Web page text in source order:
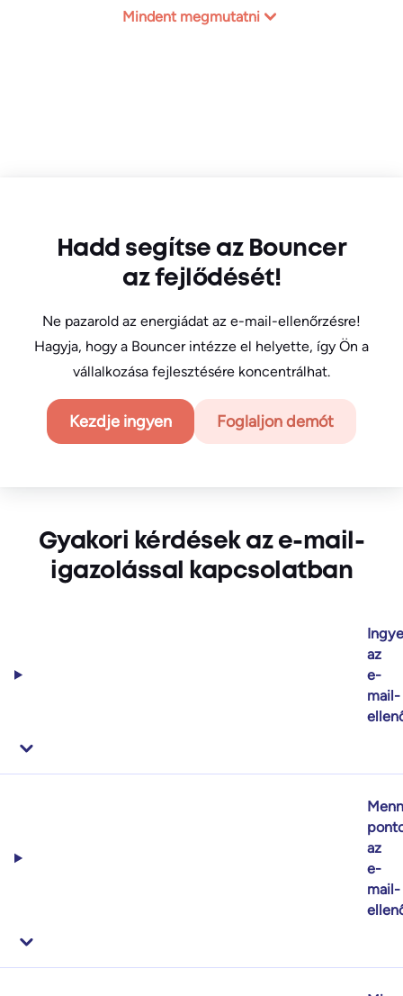
Mindent megmutatni
Hadd segítse az Bouncer
az fejlődését!
Ne pazarold az energiádat az e-mail-ellenőrzésre!
Hagyja, hogy a Bouncer intézze el helyette, így Ön a
vállalkozása fejlesztésére koncentrálhat.
Kezdje ingyen Foglaljon demót
Gyakori kérdések az e-mail-
igazolással kapcsolatban
az
e-
mail-
az
e-
mail-